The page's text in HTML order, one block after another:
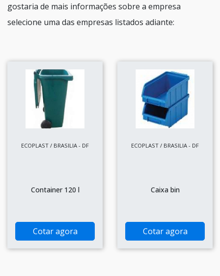
gostaria de mais informações sobre a empresa
selecione uma das empresas listados adiante:
ECOPLAST / BRASILIA - DF
Container 120 l
Cotar agora
ECOPLAST / BRASILIA - DF
Caixa bin
Cotar agora